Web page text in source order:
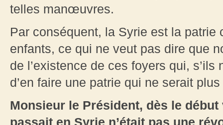
telles manœuvres.
Par conséquent, la Syrie est la
enfants, ce qui ne veut pas dire que
de l’existence de ces foyers qui,
d’en faire une patrie qui ne serait
Monsieur le Président, dès le
passait en Syrie n’était pas une